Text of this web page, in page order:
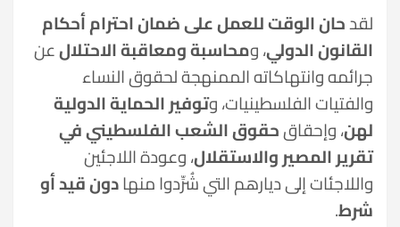
لقدحان الوقت للعمل على ضمان احترام أحكام
القانون الدولي، ومحاسبة ومعاقبة الاحتلالعن
جرائمه وانتهاكاته الممنهجة لحقوق النساء
والفتيات الفلسطينيات، وتوفير الحماية الدولية
لهن، وإحقاقحقوق الشعب الفلسطيني في
تقرير المصير والاستقلال، وعودة اللاجئين
واللاجئات إلى ديارهم التي شُرِّدوا منهادون قيد أو
شرط.